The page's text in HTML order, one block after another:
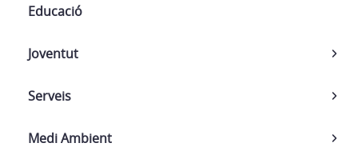
Educació
Joventut
Serveis
Medi Ambient